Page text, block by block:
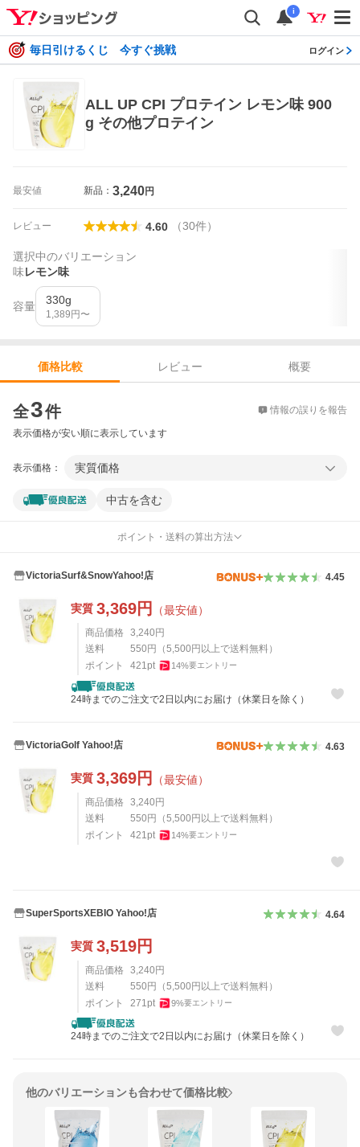
i
毎日引けるくじ 今すぐ挑戦 ログイン
ALL UP CPI プロテイン レモン味 900
g その他プロテイン
最安値 新品： 3,240円
レビュー 4.60 （30件）
選択中のバリエーション
味レモン味
容量 330g
1,389 円〜
価格比較 レビュー
概要
全3件 情報の誤りを報告
表示価格が安い順に表示しています
表示価格： 実質価格
中古を含む
ポイント・送料の算出方法
VictoriaSurf&SnowYahoo!店 4.45
実質 3,369円 （最安値）
商品価格 3,240 円
送料
550 円 （5,500 円以上で送料無料）
ポイント
421pt 14%要エントリー
24時までのご注文で2日以内にお届け（休業日を除く）
VictoriaGolf Yahoo!店 4.63
実質 3,369円 （最安値）
商品価格 3,240円
送料
550円 （5,500円以上で送料無料）
ポイント
421 pt 14%要エントリー
SuperSportsXEBIO Yahoo!店 4.64
実質 3,519円
商品価格 3,240円
送料
550円 （5,500円以上で送料無料）
ポイント
271 pt 9%要エントリー
24時までのご注文で2日以内にお届け（休業日を除く）
他のバリエーションも合わせて価格比較